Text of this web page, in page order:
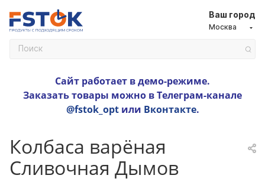
Ваш город
Москва
Сайт работает в демо-режиме.
Заказать товары можно в Телеграм-канале
@fstok_optили Вконтакте.
Колбаса варёная
Сливочная Дымов